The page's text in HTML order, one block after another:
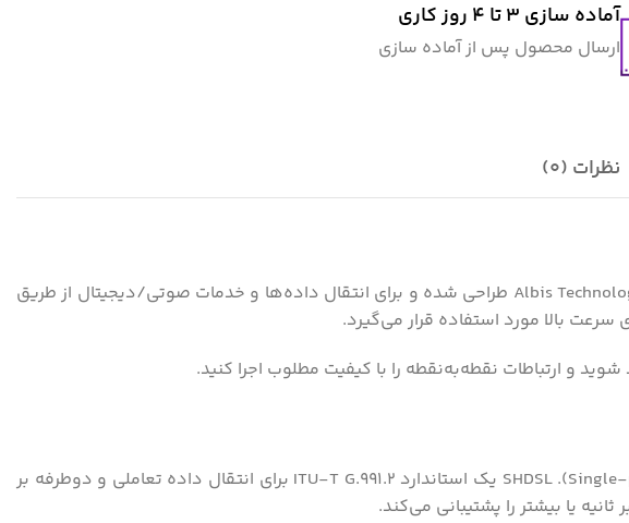
آماده سازی ۳ تا ۴ روز کاری
ارسال محصول پس از آماده سازی
نظرات (0)
مشخصات، قیمت و خرید مودم STU2 یک واحد ترمینیشن شبکه (Network Termination Unit) است که توسط Albis Technologies طراحی شده و برای انتقال داده‌ها و خدمات صوتی/دیجیتال از طریق
یکی از ویژگی‌های اصلی مودم STU2 پشتیبانی از فناوری SHDSL است (Single-pair High-speed Digital Subscriber Line). SHDSL یک استاندارد ITU-T G.991.2 برای انتقال داده تعاملی و دوطرفه بر